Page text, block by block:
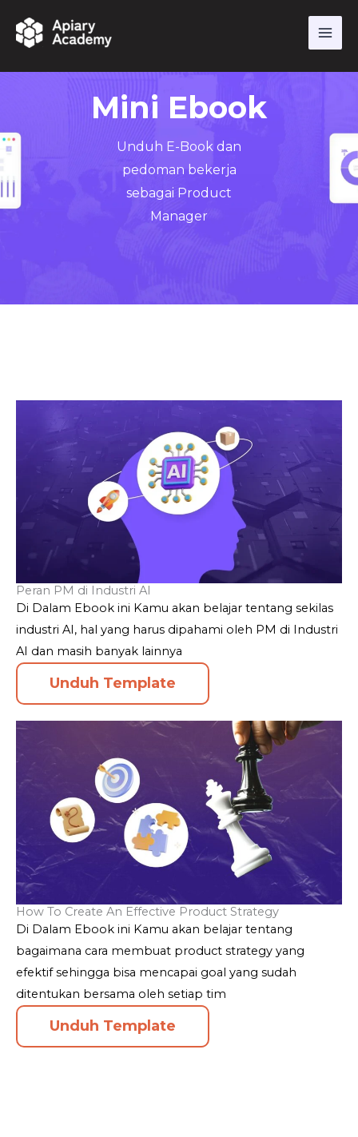
content
Mini Ebook
Unduh E-Book dan
pedoman bekerja
sebagai Product
Manager
Peran PM di Industri AI
Di Dalam Ebook ini Kamu akan belajar tentang sekilas
industri AI, hal yang harus dipahami oleh PM di Industri
AI dan masih banyak lainnya
Unduh Template
How To Create An Effective Product Strategy
Di Dalam Ebook ini Kamu akan belajar tentang
bagaimana cara membuat product strategy yang
efektif sehingga bisa mencapai goal yang sudah
ditentukan bersama oleh setiap tim
Unduh Template